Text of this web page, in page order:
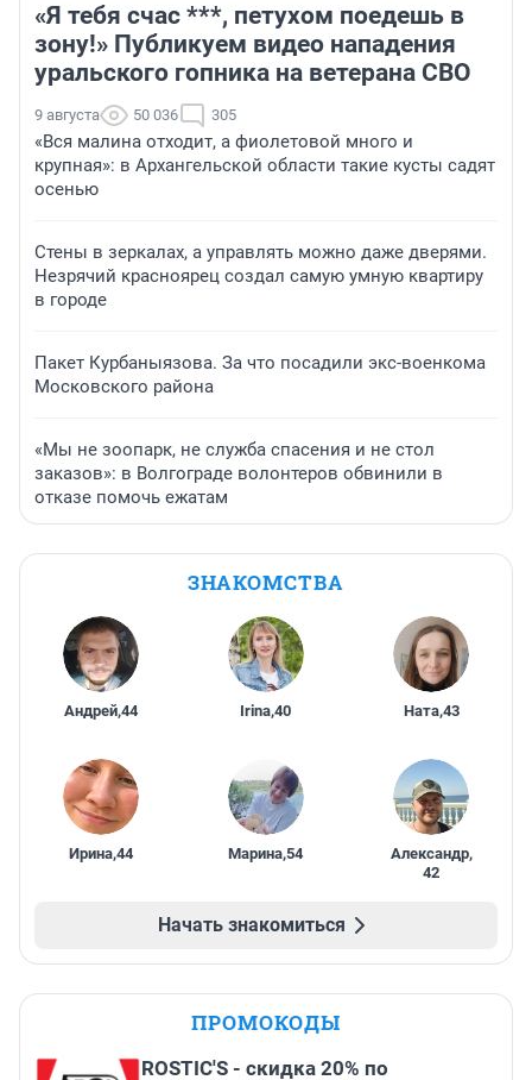
«Я тебя счас ***, петухом поедешь в
зону!» Публикуем видео нападения
уральского гопника на ветерана СВО
9 августа 50 036 305
«Вся малина отходит, а фиолетовой много и
крупная»: в Архангельской области такие кусты садят
осенью
Стены в зеркалах, а управлять можно даже дверями.
Незрячий красноярец создал самую умную квартиру
в городе
Пакет Курбаныязова. За что посадили экс-военкома
Московского района
«Мы не зоопарк, не служба спасения и не стол
заказов»: в Волгограде волонтеров обвинили в
отказе помочь ежатам
ЗНАКОМСТВА
Андрей,44 Irina,40 Ната,43
Ирина,44 Марина,54 Александр,
42
Начать знакомиться
ПРОМОКОДЫ
ROSTIC'S - скидка 20% по